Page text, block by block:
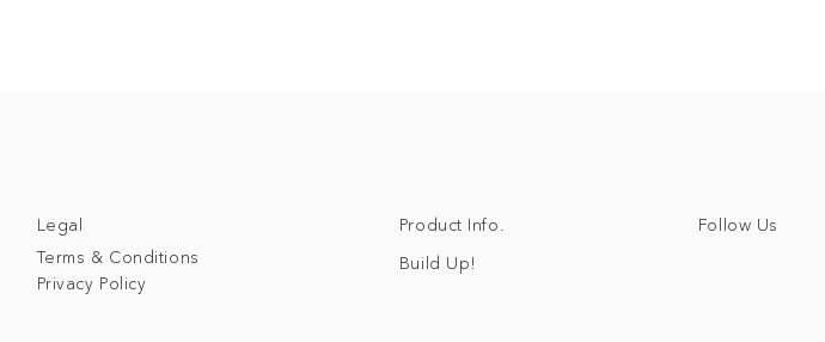
Legal
Terms & Conditions
Privacy Policy
Product Info.
Build Up!
Follow Us